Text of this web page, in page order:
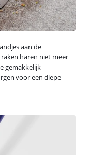
aan de
haren niet meer
gemakkelijk
voor een diepe